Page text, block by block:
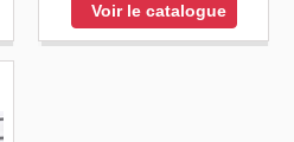
Voir le catalogue